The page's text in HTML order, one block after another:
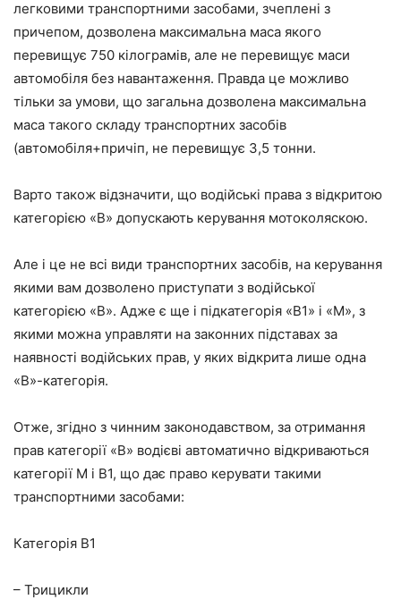
легковими транспортними засобами, зчеплені з
причепом, дозволена максимальна маса якого
перевищує 750 кілограмів, але не перевищує маси
автомобіля без навантаження. Правда це можливо
тільки за умови, що загальна дозволена максимальна
маса такого складу транспортних засобів
(автомобіля+причіп, не перевищує 3,5 тонни.
Варто також відзначити, що водійські права з відкритою
категорією «В» допускають керування мотоколяскою.
Але і це не всі види транспортних засобів, на керування
якими вам дозволено приступати з водійської
категорією «В». Адже є ще і підкатегорія «В1» і «М», з
якими можна управляти на законних підставах за
наявності водійських прав, у яких відкрита лише одна
«В»-категорія.
Отже, згідно з чинним законодавством, за отримання
прав категорії «В» водієві автоматично відкриваються
категорії М і В1, що дає право керувати такими
транспортними засобами:
Категорія В1
– Трицикли